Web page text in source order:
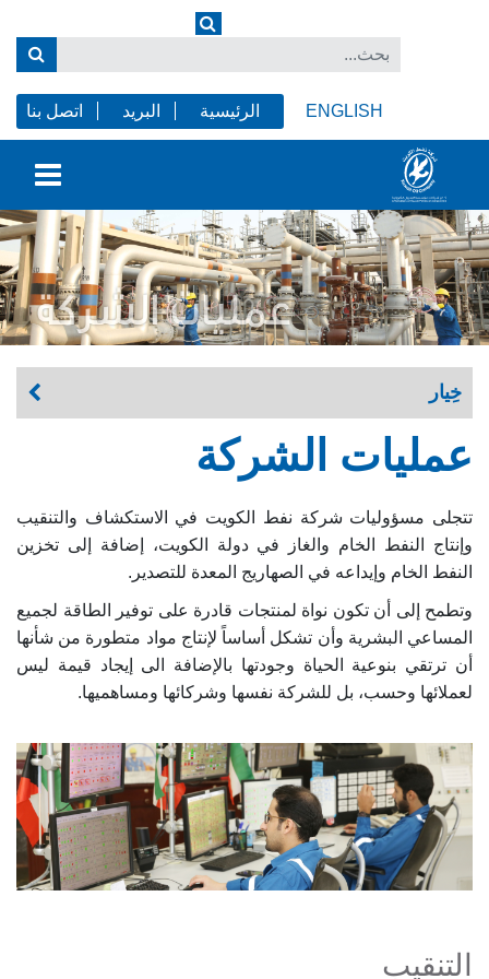
ENGLISH الرئيسية البريد اتصل بنا
خِيار
عمليات الشركة
تتجلى مسؤوليات شركة نفط الكويت في الاستكشاف والتنقيب
وإنتاج النفط الخام والغاز في دولة الكويت، إضافة إلى تخزين
النفط الخام وإيداعه في الصهاريج المعدة للتصدير.
وتطمح إلى أن تكون نواة لمنتجات قادرة على توفير الطاقة لجميع
المساعي البشرية وأن تشكل أساساً لإنتاج مواد متطورة من شأنها
أن ترتقي بنوعية الحياة وجودتها بالإضافة الى إيجاد قيمة ليس
لعملائها وحسب، بل للشركة نفسها وشركائها ومساهميها.
التنقيب